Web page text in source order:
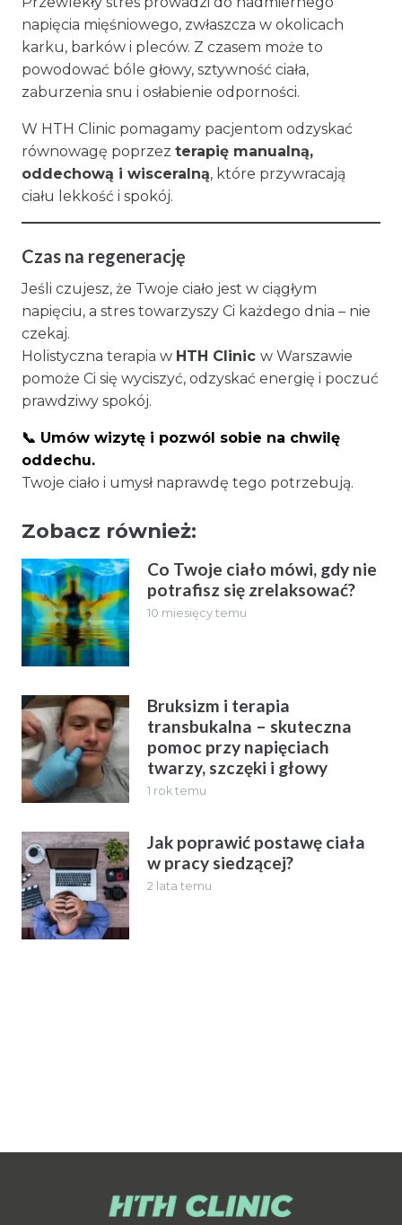
napięcia mięśniowego, zwłaszcza w okolicach
karku, barków i pleców. Z czasem może to
powodować bóle głowy, sztywność ciała,
zaburzenia snu i osłabienie odporności.
W HTH Clinic pomagamy pacjentom odzyskać
równowagę poprzez terapię manualną,
oddechową i wisceralną, które przywracają
ciału lekkość i spokój.
Czas na regenerację
Jeśli czujesz, że Twoje ciało jest w ciągłym
napięciu, a stres towarzyszy Ci każdego dnia – nie
czekaj.
Holistyczna terapia w HTH Clinic w Warszawie
pomoże Ci się wyciszyć, odzyskać energię i poczuć
prawdziwy spokój.
📞 Umów wizytę i pozwól sobie na chwilę
oddechu.
Twoje ciało i umysł naprawdę tego potrzebują.
Zobacz również:
Co Twoje ciało mówi, gdy nie
potrafisz się zrelaksować?
10 miesięcy temu
Bruksizm i terapia
transbukalna – skuteczna
pomoc przy napięciach
twarzy, szczęki i głowy
1 rok temu
Jak poprawić postawę ciała
w pracy siedzącej?
2 lata temu